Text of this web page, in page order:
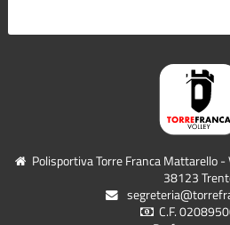
Polisportiva Torre Franca Mattarello
38123
C.F.